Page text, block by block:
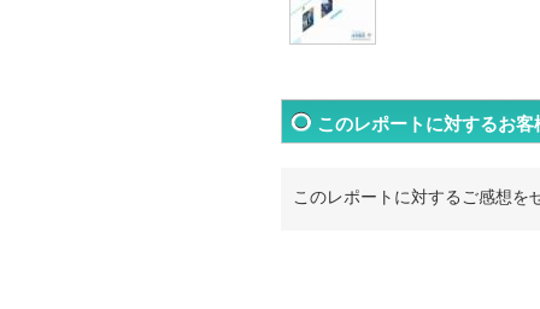
このレポートに対するお客
このレポートに対するご感想を